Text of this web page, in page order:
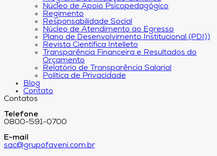
Núcleo de Apoio Psicopedagógico
Regimento
Responsabilidade Social
Núcleo de Atendimento ao Egresso
Plano de Desenvolvimento Institucional (PDI))
Revista Científica Intelleto
Transparência Financeira e Resultados do
Orçamento
Relatório de Transparência Salarial
Política de Privacidade
Blog
Contato
Contatos
Telefone
0800-591-0700
E-mail
sac@grupofaveni.com.br